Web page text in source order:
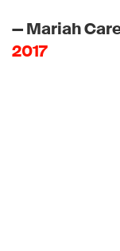
— Mariah
2017